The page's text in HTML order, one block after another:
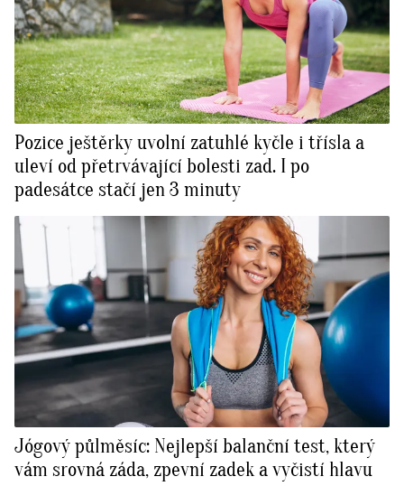
Pozice ještěrky uvolní zatuhlé kyčle i třísla a
uleví od přetrvávající bolesti zad. I po
padesátce stačí jen 3 minuty
Jógový půlměsíc: Nejlepší balanční test, který
vám srovná záda, zpevní zadek a vyčistí hlavu